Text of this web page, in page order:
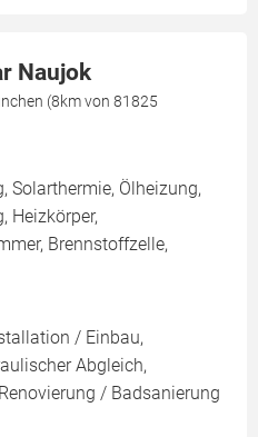
Naujok
(8km von 81825
Solarthermie, Ölheizung,
Heizkörper,
Brennstoffzelle,
/ Einbau,
Abgleich,
/ Badsanierung